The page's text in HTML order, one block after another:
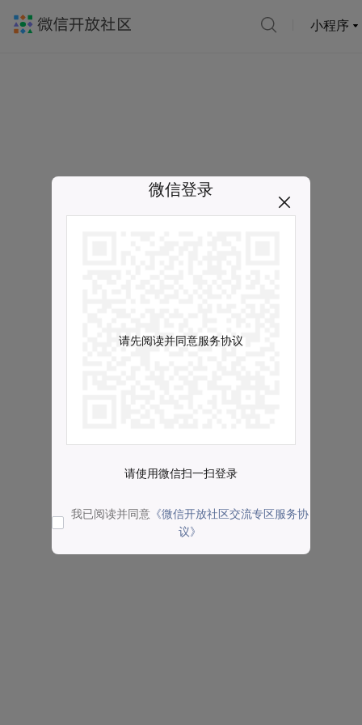
小程序
微信登录
请先阅读并同意服务协议
请使用微信扫一扫登录
我已阅读并同意 《微信开放社区交流专区服务协
议》